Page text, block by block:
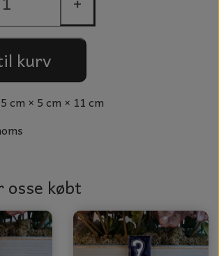
GLAS KUGLER
OG ORNAMENTER
TIL BOLIG
BLOMSTER
MAD OG HYGGE
TIL VINGLAS
HÅNDKLÆDER
HUSNUMRE
kurv
cm × 5 cm × 11 cm
osse købt